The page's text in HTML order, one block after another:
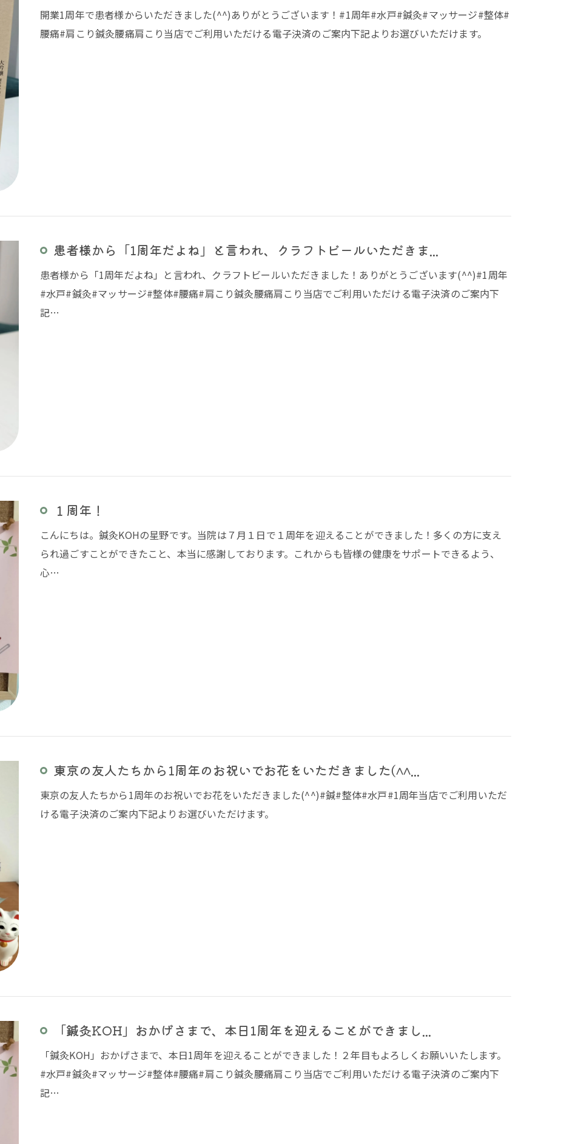
開業1周年で患者様からいただきました(^^)ありがとうございます！#1周年#水戸#鍼灸#マッサージ#整体#
腰痛#肩こり鍼灸腰痛肩こり当店でご利用いただける電子決済のご案内下記よりお選びいただけます。
患者様から「1周年だよね」と言われ、クラフトビールいただきま...
患者様から「1周年だよね」と言われ、クラフトビールいただきました！ありがとうございます(^^)#1周年
#水戸#鍼灸#マッサージ#整体#腰痛#肩こり鍼灸腰痛肩こり当店でご利用いただける電子決済のご案内下
記…
１周年！
こんにちは。鍼灸KOHの星野です。当院は７月１日で１周年を迎えることができました！多くの方に支え
られ過ごすことができたこと、本当に感謝しております。これからも皆様の健康をサポートできるよう、
心…
東京の友人たちから1周年のお祝いでお花をいただきました(^^...
東京の友人たちから1周年のお祝いでお花をいただきました(^^)#鍼#整体#水戸#1周年当店でご利用いただ
ける電子決済のご案内下記よりお選びいただけます。
「鍼灸KOH」おかげさまで、本日1周年を迎えることができまし...
「鍼灸KOH」おかげさまで、本日1周年を迎えることができました！２年目もよろしくお願いいたします。
#水戸#鍼灸#マッサージ#整体#腰痛#肩こり鍼灸腰痛肩こり当店でご利用いただける電子決済のご案内下
記…